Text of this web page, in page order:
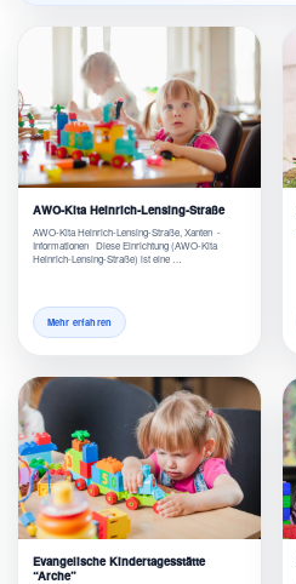
AWO-Kita Heinrich-Lensing-Straße
AWO-Kita Heinrich-Lensing-Straße, Xanten -
Informationen Diese Einrichtung (AWO-Kita
Heinrich-Lensing-Straße) ist eine …
Mehr erfahren
Evangelische Kindertagesstätte
“Arche”